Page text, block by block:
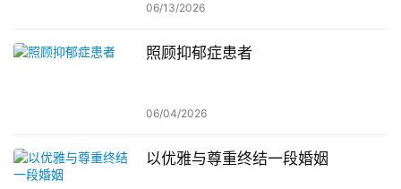
06/13/2026
照顾抑郁症患者
06/04/2026
以优雅与尊重终结一段婚姻